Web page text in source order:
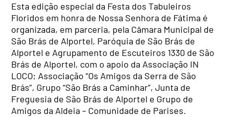
Esta edição especial da Festa dos Tabuleiros
Floridos em honra de Nossa Senhora de Fátima é
organizada, em parceria, pela Câmara Municipal de
São Brás de Alportel, Paróquia de São Brás de
Alportel e Agrupamento de Escuteiros 1330 de São
Brás de Alportel, com o apoio da Associação IN
LOCO; Associação “Os Amigos da Serra de São
Brás”, Grupo “São Brás a Caminhar”, Junta de
Freguesia de São Brás de Alportel e Grupo de
Amigos da Aldeia – Comunidade de Parises.